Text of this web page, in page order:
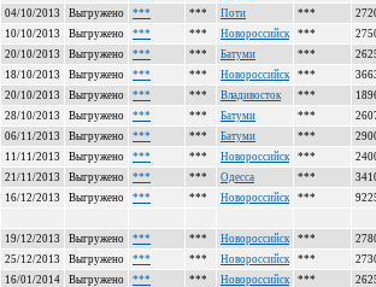
04/10/2013
Выгружено *** *** Поти ***
10/10/2013
Выгружено *** *** Новороссийск ***
20/10/2013
Выгружено *** *** Батуми ***
18/10/2013
Выгружено *** *** Новороссийск ***
20/10/2013
Выгружено *** *** Владивосток ***
28/10/2013
Выгружено *** *** Батуми ***
06/11/2013
Выгружено *** *** Батуми ***
11/11/2013
Выгружено *** *** Новороссийск ***
21/11/2013
Выгружено *** *** Одесса ***
16/12/2013
Выгружено *** *** Новороссийск ***
19/12/2013
Выгружено *** *** Новороссийск ***
25/12/2013
Выгружено *** *** Новороссийск ***
16/01/2014
Выгружено *** *** Новороссийск ***